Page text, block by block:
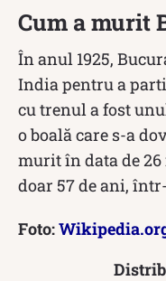
Cum a murit
În anul 1925,
India pentru a
cu trenul a fost
o boală care s-a
murit în data de 26
doar 57 de ani,
Foto: